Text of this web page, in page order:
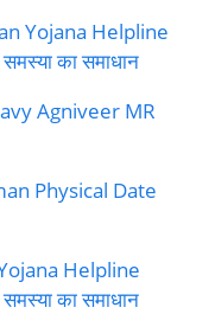
Yojana Helpline
का समाधान
Agniveer MR
Physical Date
Helpline
का समाधान